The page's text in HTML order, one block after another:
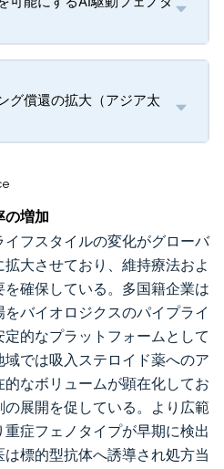
グ償還の拡大（アジア太
の増加
フスタイルの変化がグローバ
大させており、維持療法およ
確保している。多国籍企業は
バイオロジクスのパイプライ
的なプラットフォームとして
では吸入ステロイド薬へのア
なボリュームが顕在化してお
展開を促している。より広範
症フェノタイプが早期に検出
標的型抗体へ誘導され処方当